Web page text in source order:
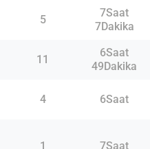
5
7Saat
7Dakika
11
6Saat
49Dakika
4 6Saat
1 7Saat